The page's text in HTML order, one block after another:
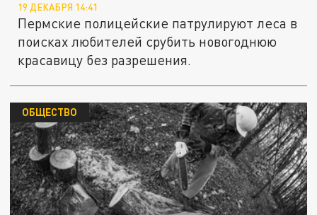
19 ДЕКАБРЯ 14:41
Пермские полицейские патрулируют леса в
поисках любителей срубить новогоднюю
красавицу без разрешения.
ОБЩЕСТВО